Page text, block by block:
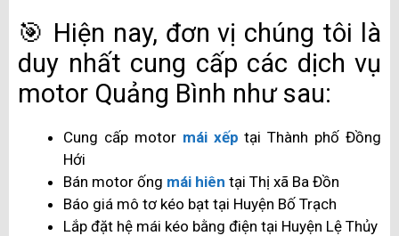
🎯 Hiện nay, đơn vị chúng tôi là
duy nhất cung cấp các dịch vụ
motor Quảng Bình như sau:
Cung cấp motor mái xếp tại Thành phố Đồng
Hới
Bán motor ống mái hiên tại Thị xã Ba Đồn
Báo giá mô tơ kéo bạt tại Huyện Bố Trạch
Lắp đặt hệ mái kéo bằng điện tại Huyện Lệ Thủy